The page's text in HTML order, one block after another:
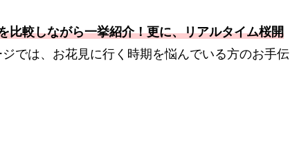
比較しながら一挙紹介！更に、リアルタイム桜開
では、お花見に行く時期を悩んでいる方のお手伝